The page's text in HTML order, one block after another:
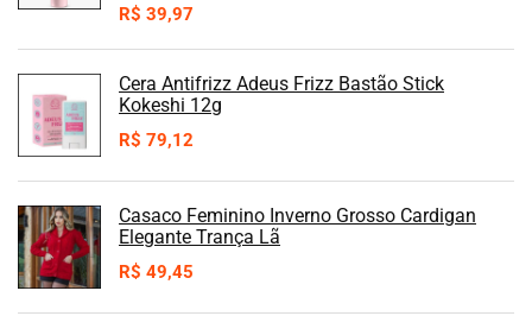
R$ 39,97
Cera Antifrizz Adeus Frizz Bastão Stick
Kokeshi 12g
R$ 79,12
Casaco Feminino Inverno Grosso Cardigan
Elegante Trança Lã
R$ 49,45